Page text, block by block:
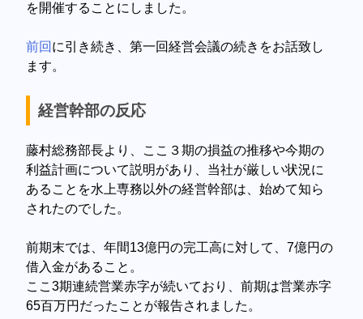
を開催することにしました。
前回 に引き続き、第一回経営会議の続きをお話致し
ます。
経営幹部の反応
藤村総務部長より、ここ３期の損益の推移や今期の
利益計画について説明があり、当社が厳しい状況に
あることを水上専務以外の経営幹部は、始めて知ら
されたのでした。
前期末では、年間13億円の完工高に対して、7億円の
借入金があること。
ここ3期連続営業赤字が続いており、前期は営業赤字
65百万円だったことが報告されました。